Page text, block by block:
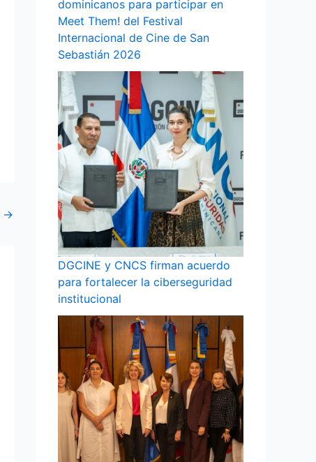
→
dominicanos para participar en
Meet Them! del Festival
Internacional de Cine de San
Sebastián 2026
DGCINE y CNCS firman acuerdo
para fortalecer la ciberseguridad
institucional